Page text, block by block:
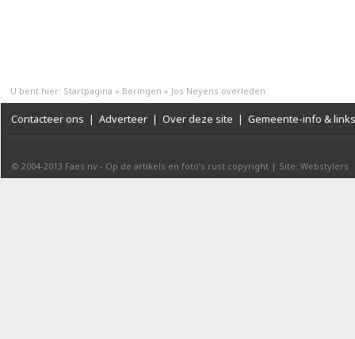
U bent hier: Startpagina » Beringen » Jos Neyens overleden
Contacteer ons | Adverteer | Over deze site | Gemeente-info & links
© 2004-2013 Faes nv - Op de artikels en foto’s rust copyright | Site: Webstylers